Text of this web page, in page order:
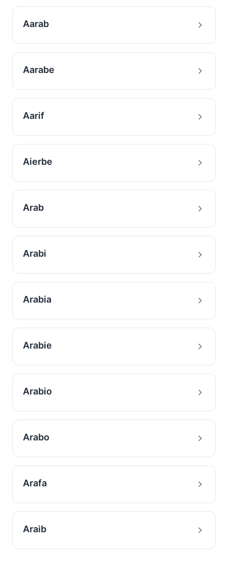
Aarab
Aarabe
Aarif
Aierbe
Arab
Arabi
Arabia
Arabie
Arabio
Arabo
Arafa
Araib